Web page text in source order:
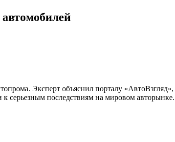
Эксперт объяснил порталу «АвтоВзгляд»,
серьезным последствиям на мировом авторынке.